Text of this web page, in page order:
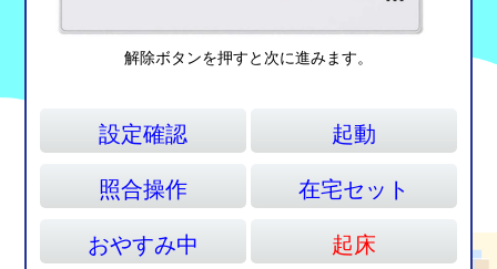
設定確認
起動
照合操作
在宅セット
おやすみ中
起床
解除ボタンを押すと次に進みます。